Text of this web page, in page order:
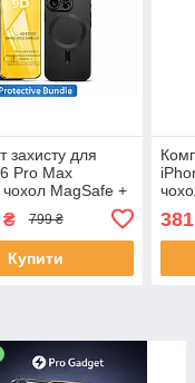
захисту для
Pro Max
MagSafe +
скло 9D | Захист
екрана
799 ₴
Купити
та